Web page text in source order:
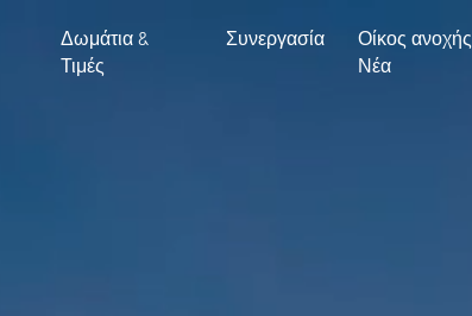
Δωμάτια &
Τιμές
Συνεργασία
Οίκος ανοχής
Νέα